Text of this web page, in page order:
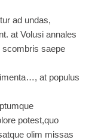
ad undas,
at Volusi annales
scombris saepe
at populus
potest,quo
olim missas